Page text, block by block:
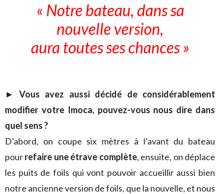
« Notre bateau, dans sa
nouvelle version,
aura toutes ses chances »
► Vous avez aussi décidé de considérablement
modifier votre Imoca, pouvez-vous nous dire dans
quel sens ?
D’abord, on coupe six mètres à l’avant du bateau
pourrefaire une étrave complète, ensuite, on déplace
les puits de foils qui vont pouvoir accueillir aussi bien
notre ancienne version de foils, que la nouvelle, et nous